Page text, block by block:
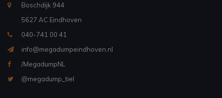
Boschdijk 944
5627 AC Eindhoven
040-741 00 41
info@megadumpeindhoven.nl
/MegadumpNL
@megadump_tiel